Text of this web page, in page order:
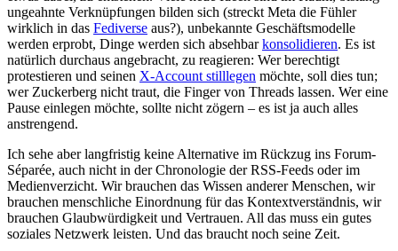
ungeahnte Verknüpfungen bilden sich (streckt Meta die Fühler
wirklich in das Fediverse aus?), unbekannte Geschäftsmodelle
werden erprobt, Dinge werden sich absehbarkonsolidieren. Es ist
natürlich durchaus angebracht, zu reagieren: Wer berechtigt
protestieren und seinen X-Account stilllegen möchte, soll dies tun;
wer Zuckerberg nicht traut, die Finger von Threads lassen. Wer eine
Pause einlegen möchte, sollte nicht zögern – es ist ja auch alles
anstrengend.
Ich sehe aber langfristig keine Alternative im Rückzug ins Forum-
Séparée, auch nicht in der Chronologie der RSS-Feeds oder im
Medienverzicht. Wir brauchen das Wissen anderer Menschen, wir
brauchen menschliche Einordnung für das Kontextverständnis, wir
brauchen Glaubwürdigkeit und Vertrauen. All das muss ein gutes
soziales Netzwerk leisten. Und das braucht noch seine Zeit.